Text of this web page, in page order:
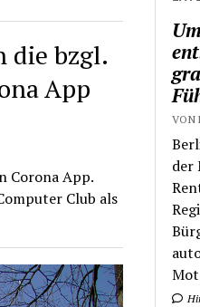
die bzgl.
App
Corona App.
Club als
VON
der